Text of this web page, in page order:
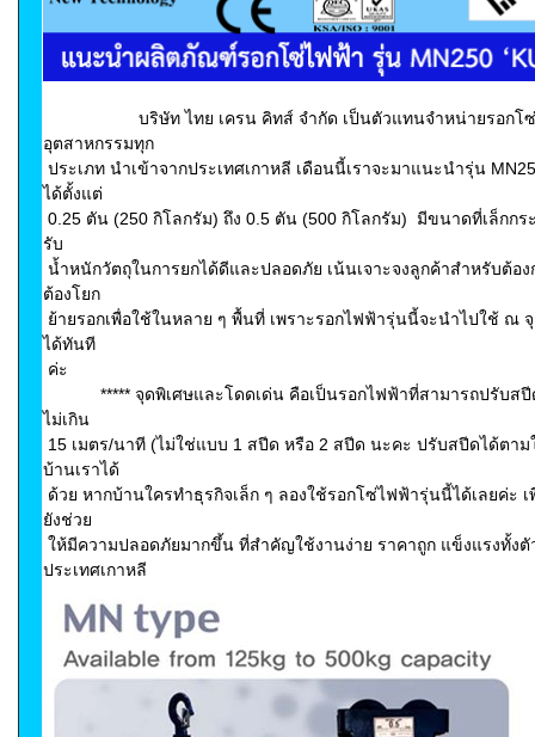
บริษัท ไทย เครน คิทส์ จำกัด เป็นตัวแทนจำหน่ายรอกโ
อุตสาหกรรมทุก
ประเภท นำเข้าจากประเทศเกาหลี เดือนนี้เราจะมาแนะนำรุ่น
ได้ตั้งแต่
0.25 ตัน (250 กิโลกรัม) ถึง 0.5 ตัน (500 กิโลกรัม) มีขนาดที่เล็กก
รับ
น้ำหนักวัตถุในการยกได้ดีและปลอดภัย เน้นเจาะจงลูกค้าสำหรับต้อ
ต้องโยก
ย้ายรอกเพื่อใช้ในหลาย ๆ พื้นที่ เพราะรอกไฟฟ้ารุ่นนี้จะนำไปใช้ ณ
ได้ทันที
ค่ะ
***** จุดพิเศษและโดดเด่น คือเป็นรอกไฟฟ้าที่สามารถปรับสปีด
ไม่เกิน
15 เมตร/นาที (ไม่ใช่แบบ 1 สปีด หรือ 2 สปีด นะคะ ปรับสปีดได้ตา
บ้านเราได้
ด้วย หากบ้านใครทำธุรกิจเล็ก ๆ ลองใช้รอกโซ่ไฟฟ้ารุ่นนี้ได้เลยค่ะ
ยังช่วย
ให้มีความปลอดภัยมากขึ้น ที่สำคัญใช้งานง่าย ราคาถูก แข็งแรงทั้ง
ประเทศเกาหลี